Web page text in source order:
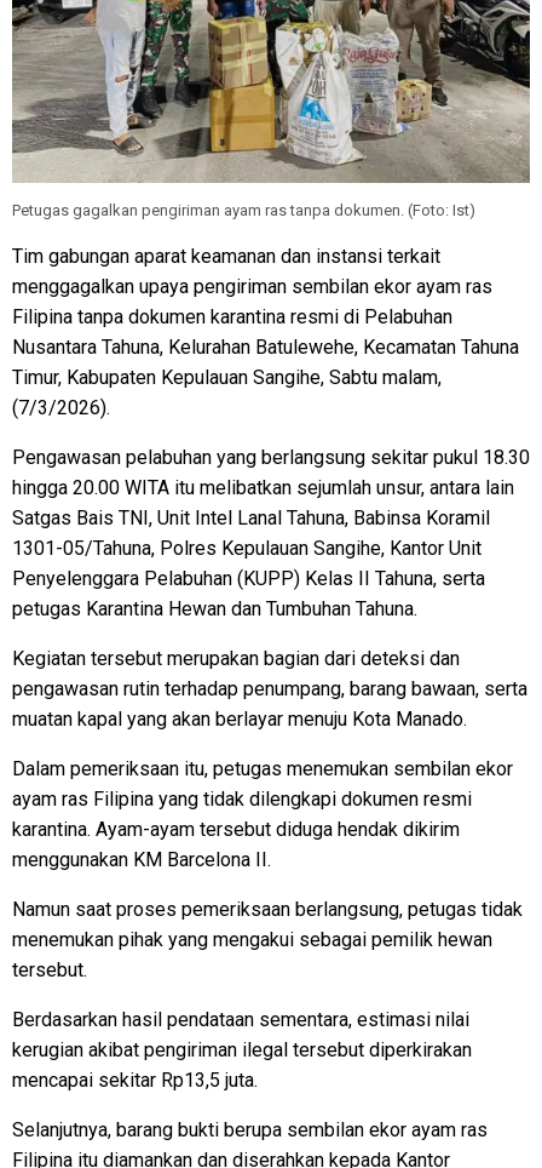
Petugas gagalkan pengiriman ayam ras tanpa dokumen. (Foto: Ist)
Tim gabungan aparat keamanan dan instansi terkait
menggagalkan upaya pengiriman sembilan ekor ayam ras
Filipina tanpa dokumen karantina resmi di Pelabuhan
Nusantara Tahuna, Kelurahan Batulewehe, Kecamatan Tahuna
Timur, Kabupaten Kepulauan Sangihe, Sabtu malam,
(7/3/2026).
Pengawasan pelabuhan yang berlangsung sekitar pukul 18.30
hingga 20.00 WITA itu melibatkan sejumlah unsur, antara lain
Satgas Bais TNI, Unit Intel Lanal Tahuna, Babinsa Koramil
1301-05/Tahuna, Polres Kepulauan Sangihe, Kantor Unit
Penyelenggara Pelabuhan (KUPP) Kelas II Tahuna, serta
petugas Karantina Hewan dan Tumbuhan Tahuna.
Kegiatan tersebut merupakan bagian dari deteksi dan
pengawasan rutin terhadap penumpang, barang bawaan, serta
muatan kapal yang akan berlayar menuju Kota Manado.
Dalam pemeriksaan itu, petugas menemukan sembilan ekor
ayam ras Filipina yang tidak dilengkapi dokumen resmi
karantina. Ayam-ayam tersebut diduga hendak dikirim
menggunakan KM Barcelona II.
Namun saat proses pemeriksaan berlangsung, petugas tidak
menemukan pihak yang mengakui sebagai pemilik hewan
tersebut.
Berdasarkan hasil pendataan sementara, estimasi nilai
kerugian akibat pengiriman ilegal tersebut diperkirakan
mencapai sekitar Rp13,5 juta.
Selanjutnya, barang bukti berupa sembilan ekor ayam ras
Filipina itu diamankan dan diserahkan kepada Kantor